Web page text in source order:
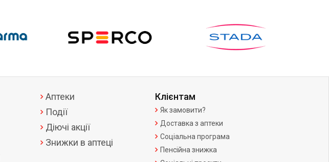
Аптеки
Події
Діючі акції
Знижки в аптеці
Клієнтам
Як замовити?
Доставка з аптеки
Соціальна програма
Пенсійна знижка